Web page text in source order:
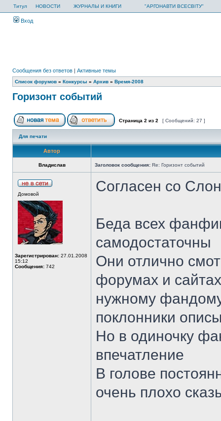
Титул НОВОСТИ ЖУРНАЛЫ И КНИГИ "АРГОНАВТИ ВСЕСВІТУ"
Вход
Сообщения без ответов | Активные темы
Список форумов » Конкурсы » Архив » Время-2008
Горизонт событий
Страница 2 из 2 [ Сообщений: 27 ]
Для печати
Автор
Владислав Заголовок сообщения: Re: Горизонт событий
Домовой
Зарегистрирован: 27.01.2008
15:12
Сообщения: 742
Согласен со
Беда всех
самодостаточны
Они отлично
форумах и
нужному
поклонники
Но в одиночку
впечатление
В голове
очень плохо